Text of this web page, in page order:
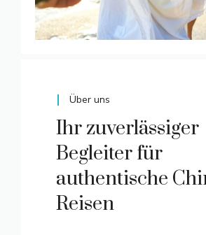
Über uns
Ihr zuverlässiger
Begleiter für
authentische
Reisen